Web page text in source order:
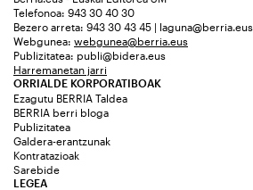
Telefonoa: 943 30 40 30
Bezero arreta: 943 30 43 45 | laguna@berria.eus
Webgunea: webgunea@berria.eus
Publizitatea: publi@bidera.eus
Harremanetan jarri
ORRIALDE KORPORATIBOAK
Ezagutu BERRIA Taldea
BERRIA berri bloga
Publizitatea
Galdera-erantzunak
Kontratazioak
Sarebide
LEGEA